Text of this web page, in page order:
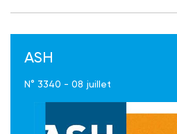
ASH
N° 3340 - 08 juillet